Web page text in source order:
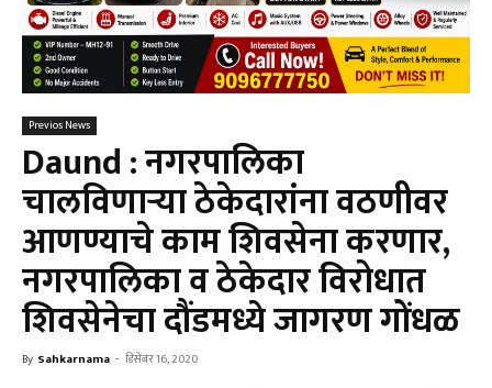
Previos News
Daund : नगरपालिका
चालविणाऱ्या ठेकेदारांना वठणीवर
आणण्याचे काम शिवसेना करणार,
नगरपालिका व ठेकेदार विरोधात
शिवसेनेचा दौंडमध्ये जागरण गोंधळ
By Sahkarnama - डिसेंबर 16, 2020